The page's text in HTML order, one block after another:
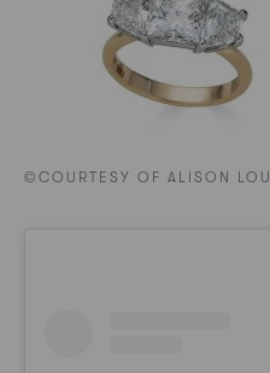
©COURTESY OF ALISON LOU